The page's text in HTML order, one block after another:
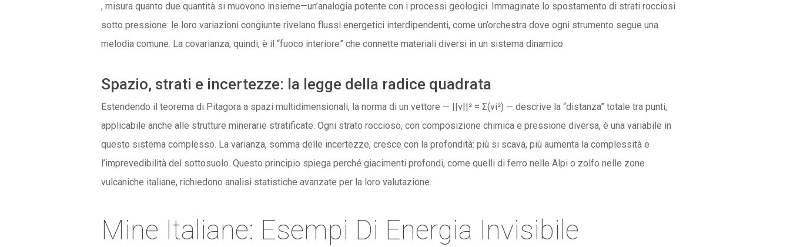
, misura quanto due quantità si muovono insieme—un’analogia potente con i processi geologici. Immaginate lo spostamento di strati rocciosi
sotto pressione: le loro variazioni congiunte rivelano flussi energetici interdipendenti, come un’orchestra dove ogni strumento segue una
melodia comune. La covarianza, quindi, è il “fuoco interiore” che connette materiali diversi in un sistema dinamico.
Spazio, strati e incertezze: la legge della radice quadrata
Estendendo il teorema di Pitagora a spazi multidimensionali, la norma di un vettore — ||v||² = Σ(vi²) — descrive la “distanza” totale tra punti,
applicabile anche alle strutture minerarie stratificate. Ogni strato roccioso, con composizione chimica e pressione diversa, è una variabile in
questo sistema complesso. La varianza, somma delle incertezze, cresce con la profondità: più si scava, più aumenta la complessità e
l’imprevedibilità del sottosuolo. Questo principio spiega perché giacimenti profondi, come quelli di ferro nelle Alpi o zolfo nelle zone
vulcaniche italiane, richiedono analisi statistiche avanzate per la loro valutazione.
Mine Italiane: Esempi Di Energia Invisibile